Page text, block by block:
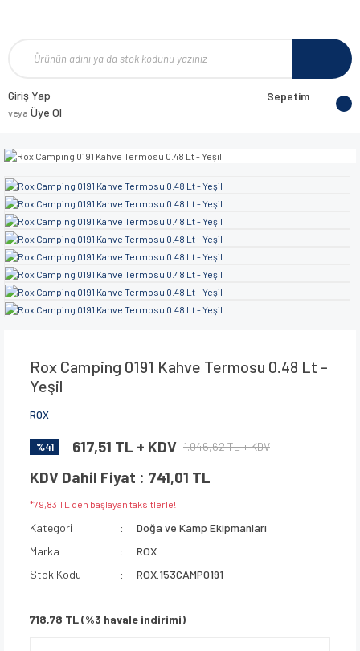
Giriş Yap
veya Üye Ol
Sepetim
Rox Camping 0191 Kahve Termosu 0.48 Lt -
Yeşil
ROX
%41 617,51 TL + KDV 1.046,62 TL + KDV
KDV Dahil Fiyat : 741,01 TL
*79,83 TL den başlayan taksitlerle!
Kategori
Doğa ve Kamp Ekipmanları
Marka
ROX
Stok Kodu
ROX.153CAMP0191
718,78 TL (%3 havale indirimi)